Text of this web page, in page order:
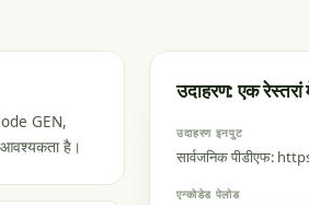
GEN,
आवश्यकता है।
उदाहरण: एक
उदाहरण इनपुट
सार्वजनिक पीडीएफ:
एन्कोडेड पेलोड